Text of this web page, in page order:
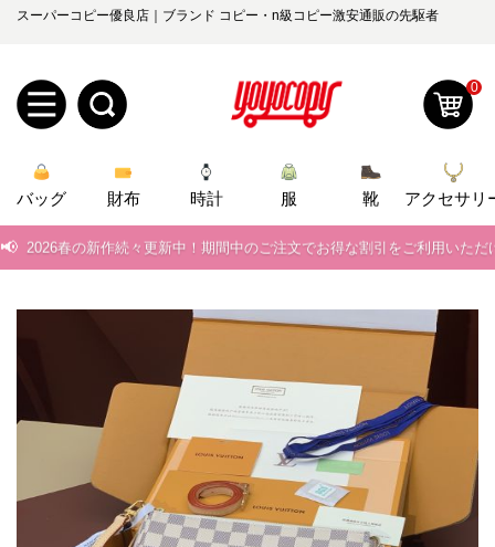
スーパーコピー優良店｜ブランド コピー・n級コピー激安通販の先駆者
規
ユ
録
ロ
グ
yoyocopys@gmail.com
0
バッグ 財布 時計 服 靴 アクセサリ
当店は正真正銘のn級スーパーコピーのみ取扱い。最高品質の再現度を
新作入荷！ルイ・ヴィトンスーパーコピー バッグ最新モデルが登場。
2026春の新作続々更新中！期間中のご注文でお得な割引をご利用いただ
新作入荷！ルイ・ヴィトンスーパーコピー バッグ最新モデルが登場。